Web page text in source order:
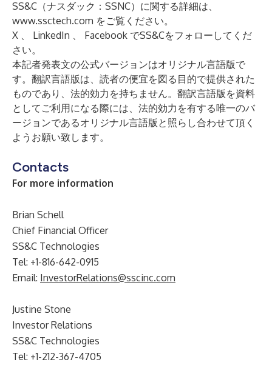
SS&C（ナスダック：SSNC）に関する詳細は、
www.ssctech.com をご覧ください。
X 、 LinkedIn 、 Facebook でSS&Cをフォローしてくだ
さい。
本記者発表文の公式バージョンはオリジナル言語版で
す。翻訳言語版は、読者の便宜を図る目的で提供された
ものであり、法的効力を持ちません。翻訳言語版を資料
としてご利用になる際には、法的効力を有する唯一のバ
ージョンであるオリジナル言語版と照らし合わせて頂く
ようお願い致します。
Contacts
For more information
Brian Schell
Chief Financial Officer
SS&C Technologies
Tel: +1-816-642-0915
Email: InvestorRelations@sscinc.com
Justine Stone
Investor Relations
SS&C Technologies
Tel: +1-212-367-4705